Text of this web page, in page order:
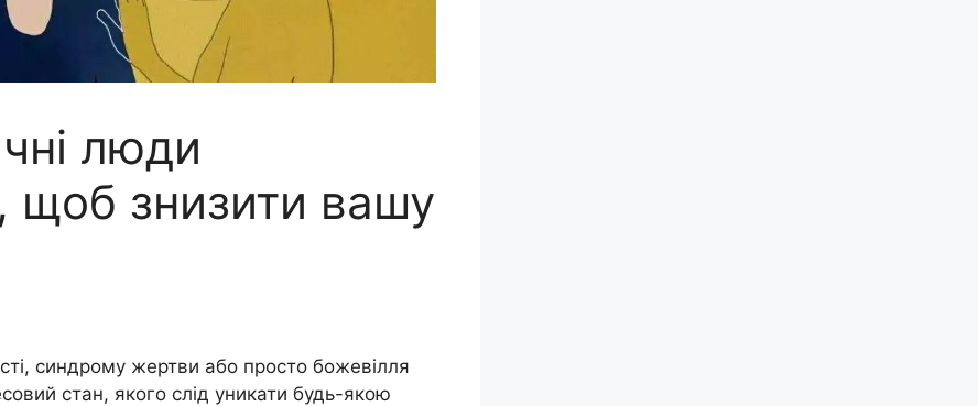
люди
щоб знизити вашу
синдрому жертви або просто божевілля
стан, якого слід уникати будь-якою